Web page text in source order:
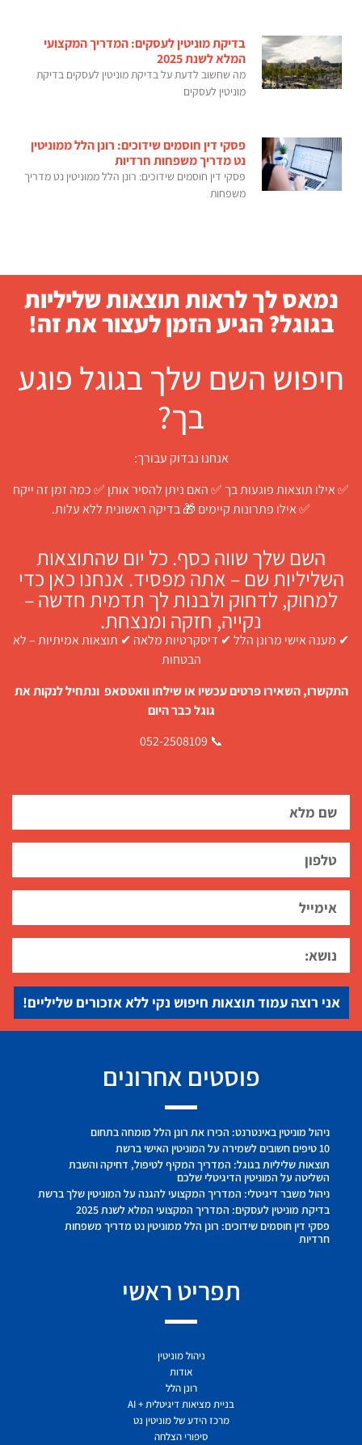
בדיקת מוניטין לעסקים: המדריך המקצועי
המלא לשנת 2025
מה שחשוב לדעת על בדיקת מוניטין לעסקים בדיקת
מוניטין לעסקים
פסקי דין חוסמים שידוכים: רונן הלל ממוניטין
נט מדריך משפחות חרדיות
פסקי דין חוסמים שידוכים: רונן הלל ממוניטין נט מדריך
משפחות
נמאס לך לראות תוצאות שליליות
בגוגל? הגיע הזמן לעצור את זה!
חיפוש השם שלך בגוגל פוגע
בך?
אנחנו נבדוק עבורך:
✅ אילו תוצאות פוגעות בך ✅ האם ניתן להסיר אותן ✅ כמה זמן זה ייקח
✅ אילו פתרונות קיימים 🎁 בדיקה ראשונית ללא עלות.
השם שלך שווה כסף. כל יום שהתוצאות
השליליות שם – אתה מפסיד. אנחנו כאן כדי
למחוק, לדחוק ולבנות לך תדמית חדשה –
נקייה, חזקה ומנצחת.
✔ מענה אישי מרונן הלל ✔ דיסקרטיות מלאה ✔ תוצאות אמיתיות – לא
הבטחות
התקשרו, השאירו פרטים עכשיו או שילחו וואטסאפ ונתחיל לנקות את
גוגל כבר היום
📞 052-2508109
אני רוצה עמוד תוצאות חיפוש נקי ללא אזכורים שליליים!
פוסטים אחרונים
ניהול מוניטין באינטרנט: הכירו את רונן הלל מומחה בתחום
10 טיפים חשובים לשמירה על המוניטין האישי ברשת
תוצאות שליליות בגוגל: המדריך המקיף לטיפול, דחיקה והשבת
השליטה על המוניטין הדיגיטלי שלכם
ניהול משבר דיגיטלי: המדריך המקצועי להגנה על המוניטין שלך ברשת
בדיקת מוניטין לעסקים: המדריך המקצועי המלא לשנת 2025
פסקי דין חוסמים שידוכים: רונן הלל ממוניטין נט מדריך משפחות
חרדיות
תפריט ראשי
ניהול מוניטין
אודות
רונן הלל
בניית מציאות דיגיטלית + AI
מרכז הידע של מוניטין נט
סיפורי הצלחה